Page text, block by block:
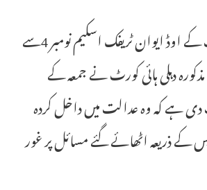
نئی دہلی۔ دہلی حکومت کے اوڈ ایوان ٹریفک اسکیم نومبر 4سے
دہلی ہائی کورٹ نے جمعہ کے
ہے کہ وہ عدالت میں داخل کردہ
کے ذریعہ اٹھائے گئے مسائل پر غور